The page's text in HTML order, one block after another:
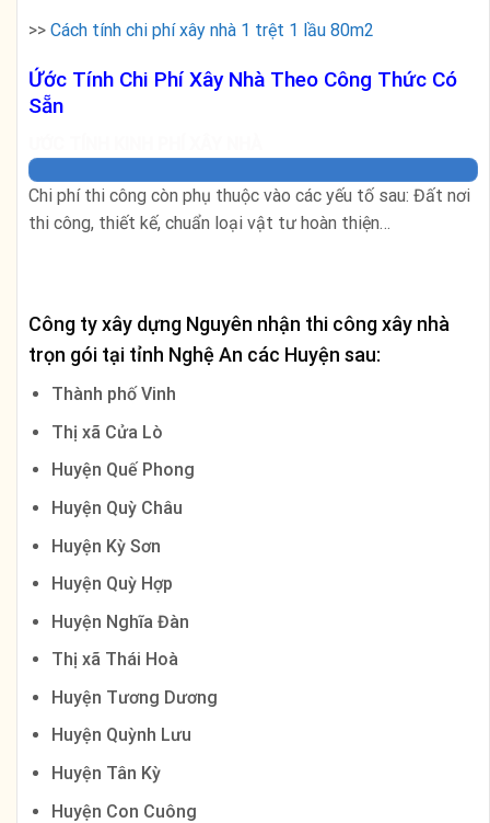
>> Cách tính chi phí xây nhà 1 trệt 1 lầu 80m2
Ứớc Tính Chi Phí Xây Nhà Theo Công Thức Có
Sẵn
Chi phí thi công còn phụ thuộc vào các yếu tố sau: Đất nơi
thi công, thiết kế, chuẩn loại vật tư hoàn thiện…
Công ty xây dựng Nguyên nhận thi công xây nhà
trọn gói tại tỉnh Nghệ An các Huyện sau:
Thành phố Vinh
Thị xã Cửa Lò
Huyện Quế Phong
Huyện Quỳ Châu
Huyện Kỳ Sơn
Huyện Quỳ Hợp
Huyện Nghĩa Đàn
Thị xã Thái Hoà
Huyện Tương Dương
Huyện Quỳnh Lưu
Huyện Tân Kỳ
Huyện Con Cuông